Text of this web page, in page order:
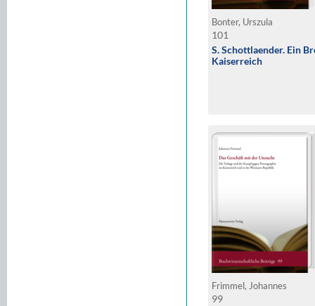
Bonter, Urszula
101
S. Schottlaender. Ein
Kaiserreich
Frimmel, Johannes
99